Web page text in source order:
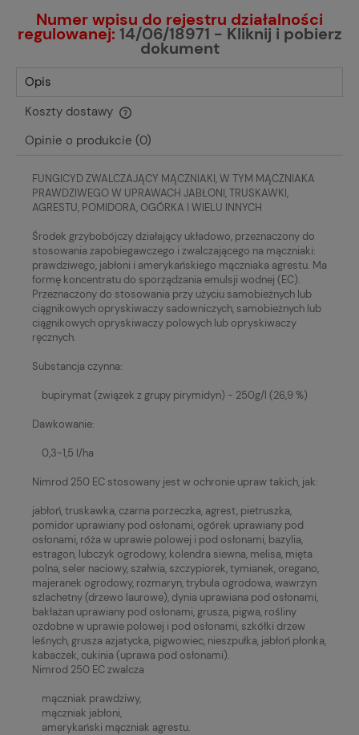
Numer wpisu do rejestru działalności
regulowanej: 14/06/18971 - Kliknij i pobierz
dokument
Opis
Koszty dostawy
Cena nie zawiera ewentualnych kosztów płatności
Opinie o produkcie (0)
FUNGICYD ZWALCZAJĄCY MĄCZNIAKI, W TYM MĄCZNIAKA
PRAWDZIWEGO W UPRAWACH JABŁONI, TRUSKAWKI,
AGRESTU, POMIDORA, OGÓRKA I WIELU INNYCH
Środek grzybobójczy działający układowo, przeznaczony do
stosowania zapobiegawczego i zwalczającego na mączniaki:
prawdziwego, jabłoni i amerykańskiego mączniaka agrestu. Ma
formę koncentratu do sporządzania emulsji wodnej (EC).
Przeznaczony do stosowania przy użyciu samobieżnych lub
ciągnikowych opryskiwaczy sadowniczych, samobieżnych lub
ciągnikowych opryskiwaczy polowych lub opryskiwaczy
ręcznych.
Substancja czynna:
bupirymat (związek z grupy pirymidyn) - 250g/l (26,9 %)
Dawkowanie:
0,3-1,5 l/ha
Nimrod 250 EC stosowany jest w ochronie upraw takich, jak:
jabłoń, truskawka, czarna porzeczka, agrest, pietruszka,
pomidor uprawiany pod osłonami, ogórek uprawiany pod
osłonami, róża w uprawie polowej i pod osłonami, bazylia,
estragon, lubczyk ogrodowy, kolendra siewna, melisa, mięta
polna, seler naciowy, szałwia, szczypiorek, tymianek, oregano,
majeranek ogrodowy, rozmaryn, trybula ogrodowa, wawrzyn
szlachetny (drzewo laurowe), dynia uprawiana pod osłonami,
bakłażan uprawiany pod osłonami, grusza, pigwa, rośliny
ozdobne w uprawie polowej i pod osłonami, szkółki drzew
leśnych, grusza azjatycka, pigwowiec, nieszpułka, jabłoń płonka,
kabaczek, cukinia (uprawa pod osłonami).
Nimrod 250 EC zwalcza
mączniak prawdziwy,
mączniak jabłoni,
amerykański mączniak agrestu.